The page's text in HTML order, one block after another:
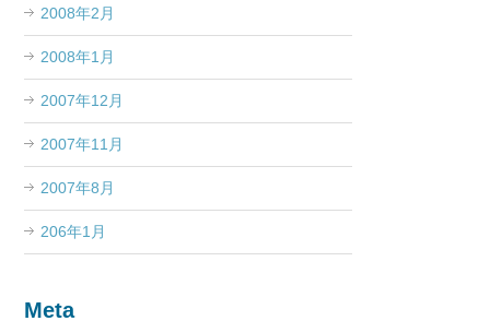
2008年2月
2008年1月
2007年12月
2007年11月
2007年8月
206年1月
Meta